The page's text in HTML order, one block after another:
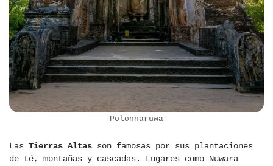
Polonnaruwa
Las Tierras Altas son famosas por sus plantaciones
de té, montañas y cascadas. Lugares como Nuwara